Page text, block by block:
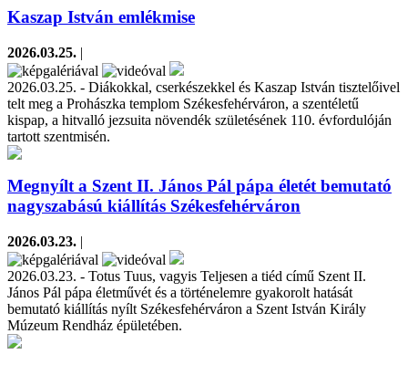
Kaszap István emlékmise
2026.03.25. |
2026.03.25. - Diákokkal, cserkészekkel és Kaszap István tisztelőivel
telt meg a Prohászka templom Székesfehérváron, a szentéletű
kispap, a hitvalló jezsuita növendék születésének 110. évfordulóján
tartott szentmisén.
Megnyílt a Szent II. János Pál pápa életét bemutató
nagyszabású kiállítás Székesfehérváron
2026.03.23. |
2026.03.23. - Totus Tuus, vagyis Teljesen a tiéd című Szent II.
János Pál pápa életművét és a történelemre gyakorolt hatását
bemutató kiállítás nyílt Székesfehérváron a Szent István Király
Múzeum Rendház épületében.